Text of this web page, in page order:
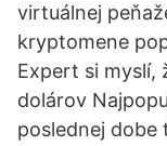
virtuálnej
kryptomene
Expert si myslí,
dolárov
poslednej